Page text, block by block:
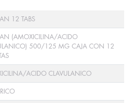
12 TABS
(AMOXICILINA/ACIDO
500/125 MG CAJA CON 12
ACIDO CLAVULANICO